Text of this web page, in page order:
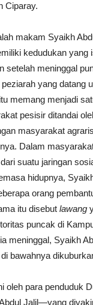
Ciparay.
makam Syaikh
kedudukan
setelah meninggal
yang
memang menjadi
pesisir ditandai
masyarakat
Dalam
suatu jaringan
hidupnya,
orang
itu disebut lawang
puncak di
meninggal, Syaikh
bawahnya
oleh para penduduk
Jalil—yang